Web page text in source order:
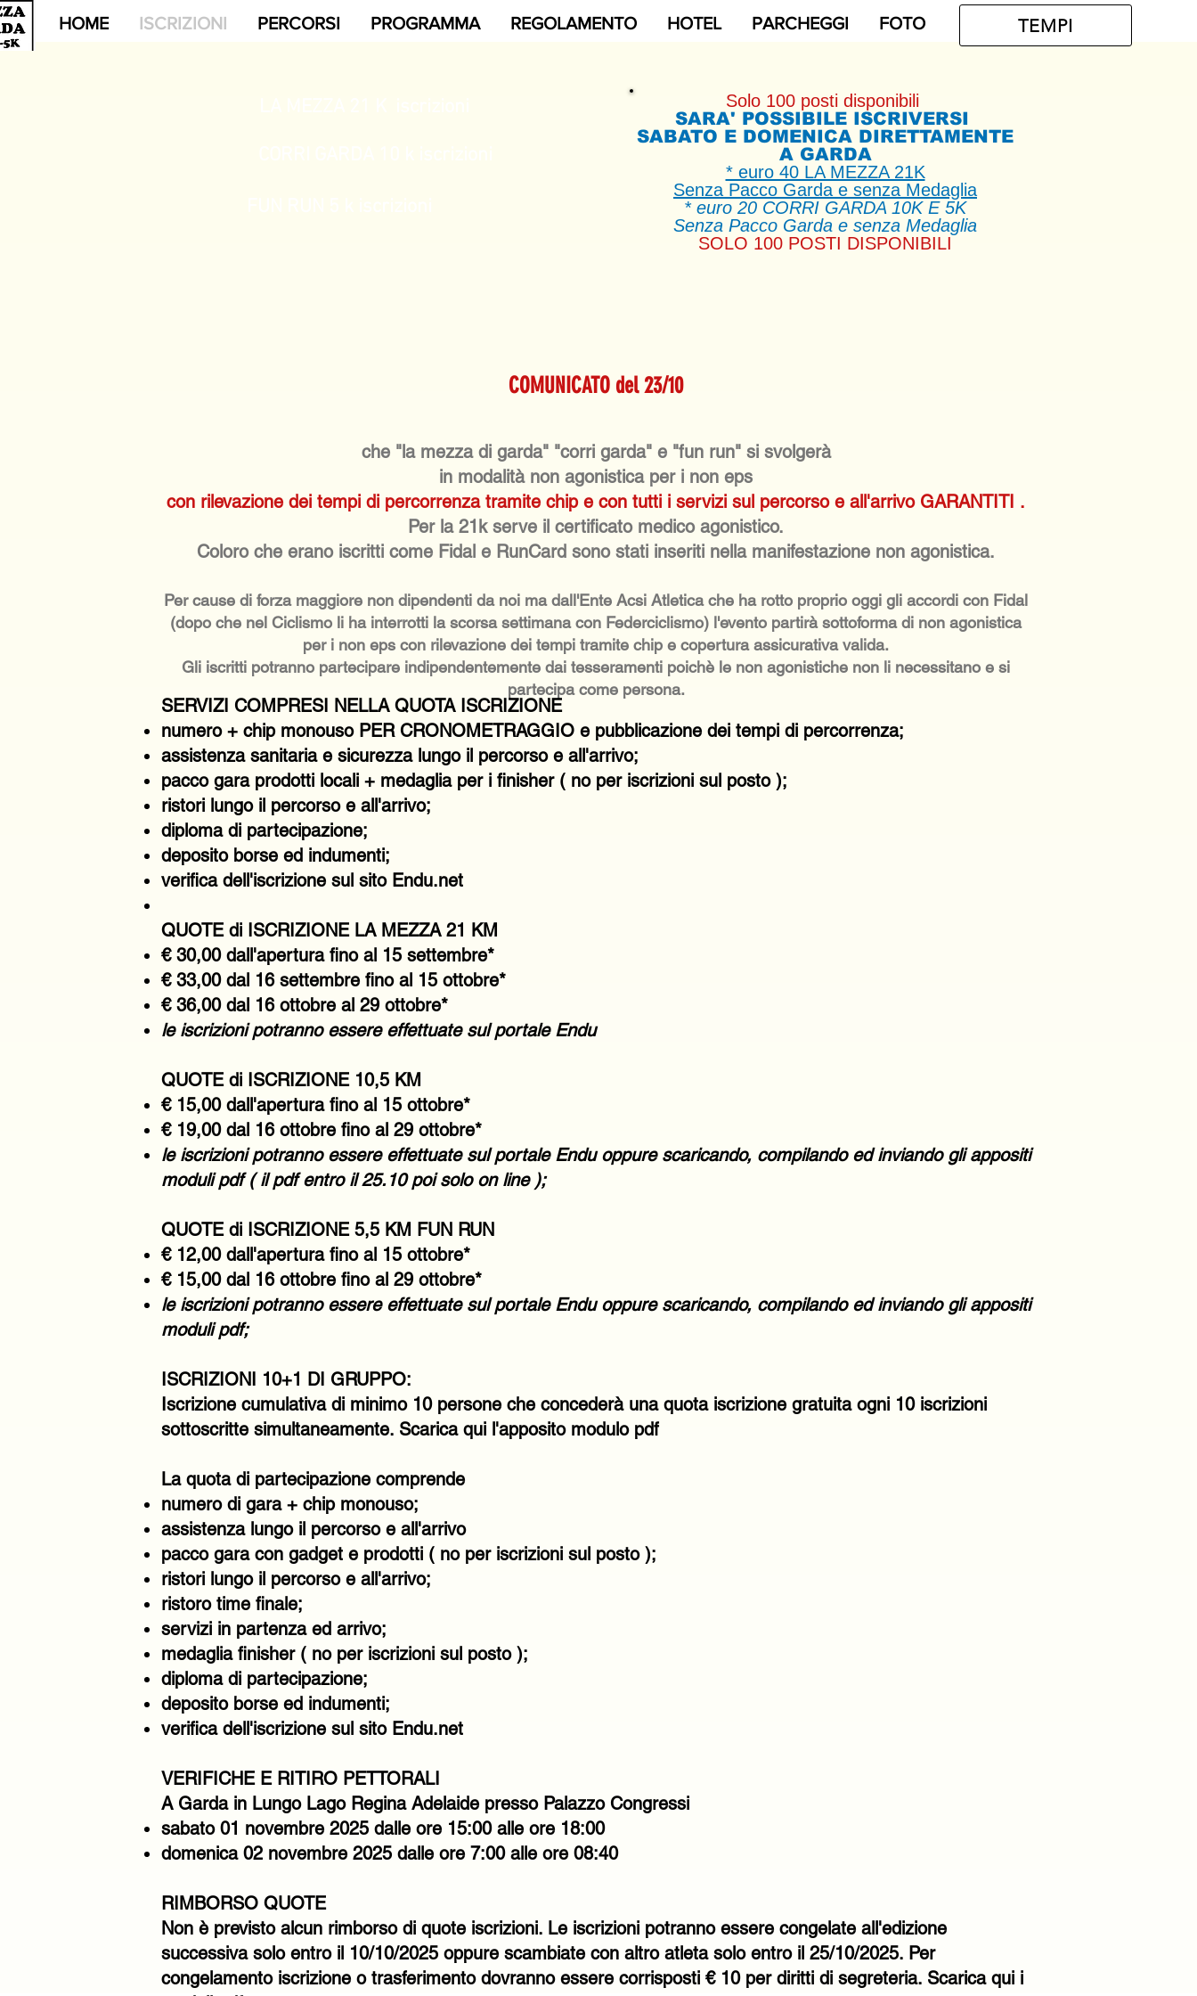
HOME ISCRIZIONI PERCORSI PROGRAMMA REGOLAMENTO HOTEL PARCHEGGI FOTO TEMPI
Solo 100 posti disponibili
SARA' POSSIBILE ISCRIVERSI
SABATO E DOMENICA DIRETTAMENTE
A GARDA
* euro 40 LA MEZZA 21K
Senza Pacco Garda e senza Medaglia
* euro 20 CORRI GARDA 10K E 5K
Senza Pacco Garda e senza Medaglia
SOLO 100 POSTI DISPONIBILI
COMUNICATO del 23/10
che "la mezza di garda" "corri garda" e "fun run" si svolgerà
in modalità non agonistica per i non eps
con rilevazione dei tempi di percorrenza tramite chip e con tutti i servizi sul percorso e all'arrivo GARANTITI .
Per la 21k serve il certificato medico agonistico.
Coloro che erano iscritti come Fidal e RunCard sono stati inseriti nella manifestazione non agonistica.
Per cause di forza maggiore non dipendenti da noi ma dall'Ente Acsi Atletica che ha rotto proprio oggi gli accordi con Fidal
(dopo che nel Ciclismo li ha interrotti la scorsa settimana con Federciclismo) l'evento partirà sottoforma di non agonistica
per i non eps con rilevazione dei tempi tramite chip e copertura assicurativa valida.
Gli iscritti potranno partecipare indipendentemente dai tesseramenti poichè le non agonistiche non li necessitano e si
partecipa come persona.
SERVIZI COMPRESI NELLA QUOTA ISCRIZIONE
numero + chip monouso PER CRONOMETRAGGIO e pubblicazione dei tempi di percorrenza;
assistenza sanitaria e sicurezza lungo il percorso e all'arrivo;
pacco gara prodotti locali + medaglia per i finisher ( no per iscrizioni sul posto );
ristori lungo il percorso e all'arrivo;
diploma di partecipazione;
deposito borse ed indumenti;
verifica dell'iscrizione sul sito Endu.net
QUOTE di ISCRIZIONE LA MEZZA 21 KM
€ 30,00 dall'apertura fino al 15 settembre*
€ 33,00 dal 16 settembre fino al 15 ottobre*
€ 36,00 dal 16 ottobre al 29 ottobre*
le iscrizioni potranno essere effettuate sul portale Endu
QUOTE di ISCRIZIONE 10,5 KM
€ 15,00 dall'apertura fino al 15 ottobre*
€ 19,00 dal 16 ottobre fino al 29 ottobre*
le iscrizioni potranno essere effettuate sul portale Endu oppure scaricando, compilando ed inviando gli appositi
moduli pdf ( il pdf entro il 25.10 poi solo on line );
QUOTE di ISCRIZIONE 5,5 KM FUN RUN
€ 12,00 dall'apertura fino al 15 ottobre*
€ 15,00 dal 16 ottobre fino al 29 ottobre*
le iscrizioni potranno essere effettuate sul portale Endu oppure scaricando, compilando ed inviando gliappositi
moduli pdf;
ISCRIZIONI 10+1 DI GRUPPO:
Iscrizione cumulativa di minimo 10 persone che concederà una quota iscrizione gratuita ogni 10 iscrizioni
sottoscritte simultaneamente. Scarica qui l'apposito modulo pdf
La quota di partecipazione comprende
numero di gara + chip monouso;
assistenza lungo il percorso e all'arrivo
pacco gara con gadget e prodotti ( no per iscrizioni sul posto );
ristori lungo il percorso e all'arrivo;
ristoro time finale;
servizi in partenza ed arrivo;
medaglia finisher ( no per iscrizioni sul posto );
diploma di partecipazione;
deposito borse ed indumenti;
verifica dell'iscrizione sul sito Endu.net
VERIFICHE E RITIRO PETTORALI
A Garda in Lungo Lago Regina Adelaide presso Palazzo Congressi
sabato 01 novembre 2025 dalle ore 15:00 alle ore 18:00
domenica 02 novembre 2025 dalle ore 7:00 alle ore 08:40
RIMBORSO QUOTE
Non è previsto alcun rimborso di quote iscrizioni. Le iscrizioni potranno essere congelate all'edizione
successiva solo entro il 10/10/2025 oppure scambiate con altro atleta solo entro il 25/10/2025. Per
congelamento iscrizione o trasferimento dovranno essere corrisposti € 10 per diritti di segreteria. Scarica qui i